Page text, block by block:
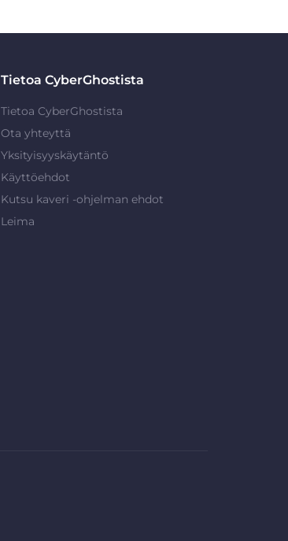
Tietoa CyberGhostista
Tietoa CyberGhostista
Ota yhteyttä
Yksityisyyskäytäntö
Käyttöehdot
Kutsu kaveri -ohjelman ehdot
Leima